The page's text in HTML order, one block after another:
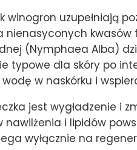
winogron uzupełniają
nienasyconych
(Nymphaea Alba)
typowe dla skóry po
w naskórku i
jest wygładzenie i
nawilżenia i lipidów
wyłącznie na